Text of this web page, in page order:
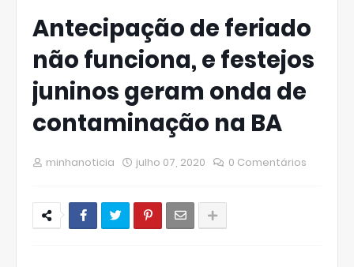
Antecipação de feriado
não funciona, e festejos
juninos geram onda de
contaminação na BA
minhanoticia julho 07, 2020 0 Comentários